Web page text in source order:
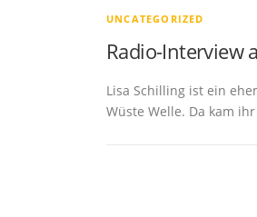
UNCATEGORIZED
Radio-Interview
Lisa Schilling ist ein
Wüste Welle. Da kam